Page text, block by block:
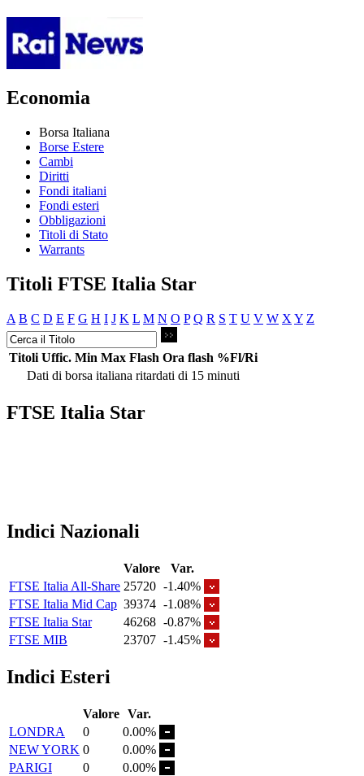
Economia
Borsa Italiana
Borse Estere
Cambi
Diritti
Fondi italiani
Fondi esteri
Obbligazioni
Titoli di Stato
Warrants
Titoli FTSE Italia Star
A B C D E F G H I J K L M N O P Q R S T U V W X Y Z
Titoli Uffic. Min Max Flash Ora flash %Fl/Ri
Dati di borsa italiana ritardati di 15 minuti
FTSE Italia Star
Indici Nazionali
Valore
Var.
FTSE Italia All-Share 25720 -1.40%
FTSE Italia Mid Cap 39374 -1.08%
FTSE Italia Star
46268 -0.87%
FTSE MIB
23707 -1.45%
Indici Esteri
Valore Var.
LONDRA
0
0.00%
NEW YORK 0
0.00%
PARIGI
0
0.00%